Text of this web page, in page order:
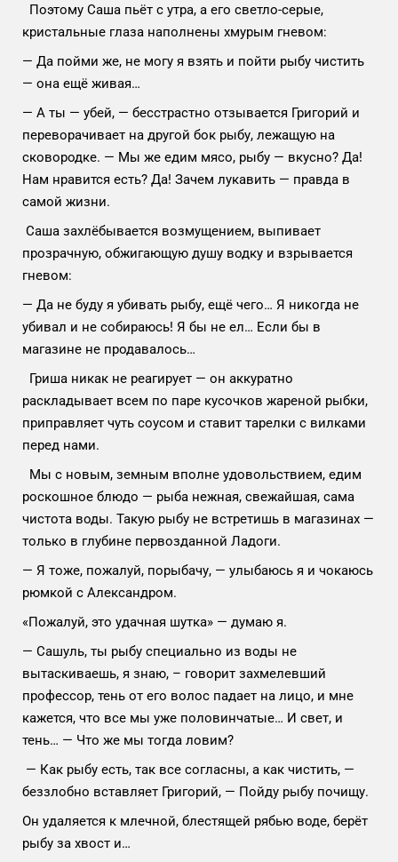
Поэтому Саша пьёт с утра, а его светло-серые,
кристальные глаза наполнены хмурым гневом:
— Да пойми же, не могу я взять и пойти рыбу чистить
— она ещё живая…
— А ты — убей, — бесстрастно отзывается Григорий и
переворачивает на другой бок рыбу, лежащую на
сковородке. — Мы же едим мясо, рыбу — вкусно? Да!
Нам нравится есть? Да! Зачем лукавить — правда в
самой жизни.
Саша захлёбывается возмущением, выпивает
прозрачную, обжигающую душу водку и взрывается
гневом:
— Да не буду я убивать рыбу, ещё чего… Я никогда не
убивал и не собираюсь! Я бы не ел… Если бы в
магазине не продавалось…
Гриша никак не реагирует — он аккуратно
раскладывает всем по паре кусочков жареной рыбки,
приправляет чуть соусом и ставит тарелки с вилками
перед нами.
Мы с новым, земным вполне удовольствием, едим
роскошное блюдо — рыба нежная, свежайшая, сама
чистота воды. Такую рыбу не встретишь в магазинах —
только в глубине первозданной Ладоги.
— Я тоже, пожалуй, порыбачу, — улыбаюсь я и чокаюсь
рюмкой с Александром.
«Пожалуй, это удачная шутка» — думаю я.
— Сашуль, ты рыбу специально из воды не
вытаскиваешь, я знаю, – говорит захмелевший
профессор, тень от его волос падает на лицо, и мне
кажется, что все мы уже половинчатые… И свет, и
тень… — Что же мы тогда ловим?
— Как рыбу есть, так все согласны, а как чистить, —
беззлобно вставляет Григорий, — Пойду рыбу почищу.
Он удаляется к млечной, блестящей рябью воде, берёт
рыбу за хвост и…